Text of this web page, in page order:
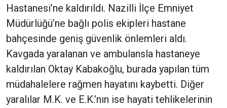
Hastanesi’ne kaldırıldı. Nazilli İlçe Emniyet
Müdürlüğü’ne bağlı polis ekipleri hastane
bahçesinde geniş güvenlik önlemleri aldı.
Kavgada yaralanan ve ambulansla hastaneye
kaldırılan Oktay Kabakoğlu, burada yapılan tüm
müdahalelere rağmen hayatını kaybetti. Diğer
yaralılar M.K. ve E.K.’nın ise hayati tehlikelerinin